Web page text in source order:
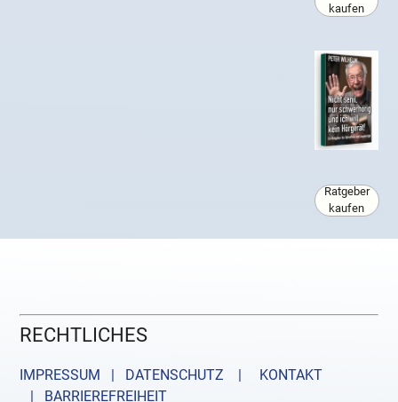
kaufen
Ratgeber
kaufen
RECHTLICHES
IMPRESSUM | DATENSCHUTZ |
KONTAKT
| BARRIEREFREIHEIT